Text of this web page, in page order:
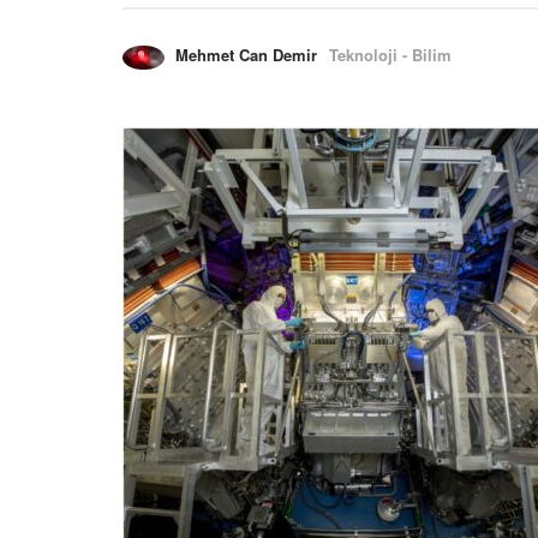
Mehmet Can Demir Teknoloji - Bilim